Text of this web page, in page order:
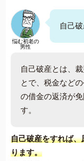
悩む初老の
男性
自己
自己破産とは、
とで、税金など
の借金の返済が
す。
自己破産をすれば、
ります。